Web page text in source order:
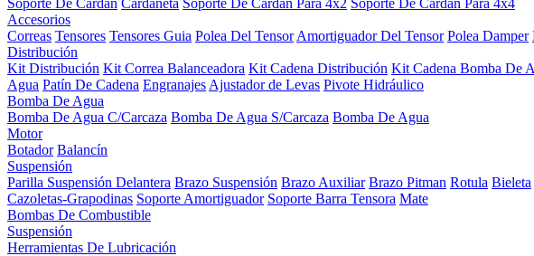
Soporte De Cardán Cardaneta Soporte De Cardán Para 4x2 Soporte De Cardán Para 4x4
Accesorios
Correas Tensores Tensores Guia Polea Del Tensor Amortiguador Del Tensor Polea Damper
Distribución
Kit Distribución Kit Correa Balanceadora Kit Cadena Distribución Kit Cadena Bomba De
Agua Patín De Cadena Engranajes Ajustador de Levas Pivote Hidráulico
Bomba De Agua
Bomba De Agua C/Carcaza Bomba De Agua S/Carcaza Bomba De Agua
Motor
Botador Balancín
Suspensión
Parilla Suspensión Delantera Brazo Suspensión Brazo Auxiliar Brazo Pitman Rotula Bieleta
Cazoletas-Grapodinas Soporte Amortiguador Soporte Barra Tensora Mate
Bombas De Combustible
Suspensión
Herramientas De Lubricación